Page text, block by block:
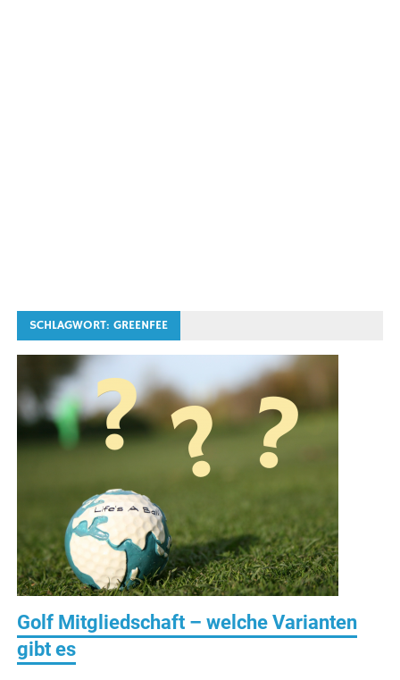
SCHLAGWORT:GREENFEE
Golf Mitgliedschaft – welche Varianten
gibt es